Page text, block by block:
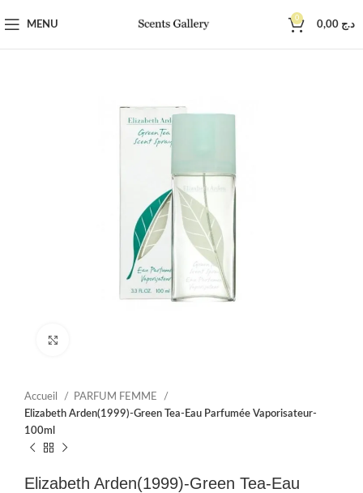
MENU
0
د.ج
Accueil
PARFUM FEMME
Elizabeth Arden(1999)-Green Tea-Eau Parfumée Vaporisateur-
100ml
Elizabeth Arden(1999)-Green Tea-Eau